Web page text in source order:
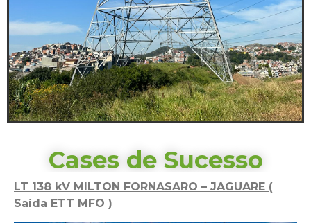
Cases de Sucesso
LT 138 kV MILTON FORNASARO – JAGUARE (
Saída ETT MFO )